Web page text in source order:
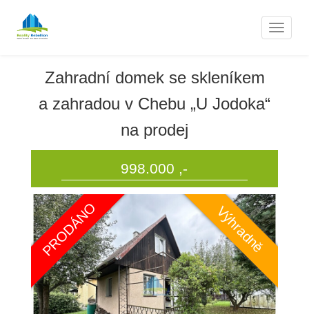
Nemovitosti
Zahradní domek se skleníkem
a zahradou v Chebu „U Jodoka“
na prodej
998.000 ,-